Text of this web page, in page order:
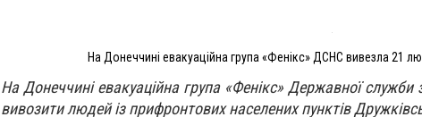
На Донеччині евакуаційна група «Фенікс» ДСНС вивезла 21
На Донеччині евакуаційна група «Фенікс» Державної
вивозити людей із прифронтових населених пунктів